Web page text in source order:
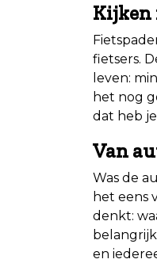
Kijken
fietsers.
leven:
het nog
dat heb
Van
Was de
het eens
denkt:
en